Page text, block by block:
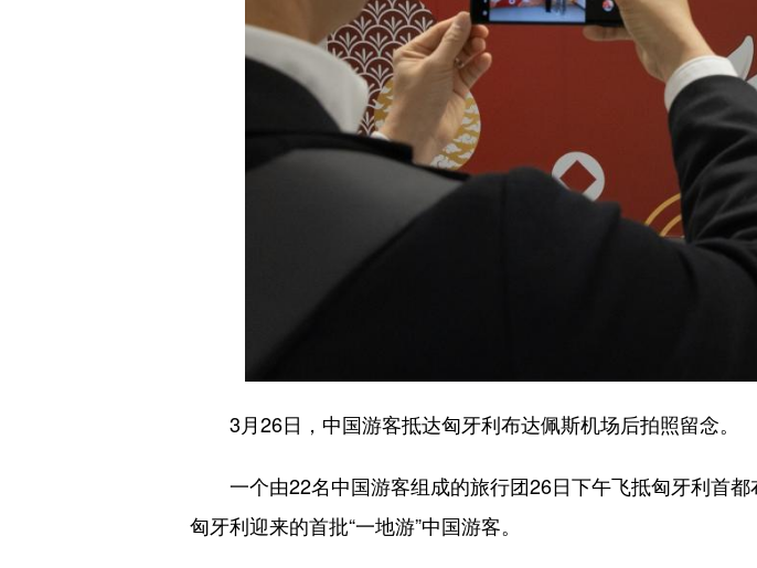
3月26日，中国游客抵达匈牙利布达佩斯机场后拍照留念。
一个由22名中国游客组成的旅行团26日下午飞抵匈牙利首都
匈牙利迎来的首批“一地游”中国游客。